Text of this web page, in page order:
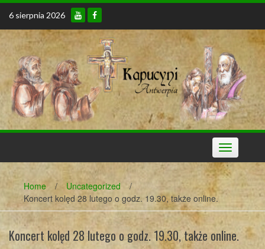
Skip
content
6 sierpnia 2026
Toggle
navigation
Home / Uncategorized
/
Koncert kolęd 28 lutego o godz. 19.30, także online.
Koncert kolęd 28 lutego o godz. 19.30, także online.